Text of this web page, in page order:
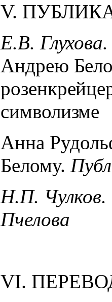
V.
Е.В.
Андрею
символизме
Анна
Белому.
Н.П. Чулков.
Пчелова
VI.